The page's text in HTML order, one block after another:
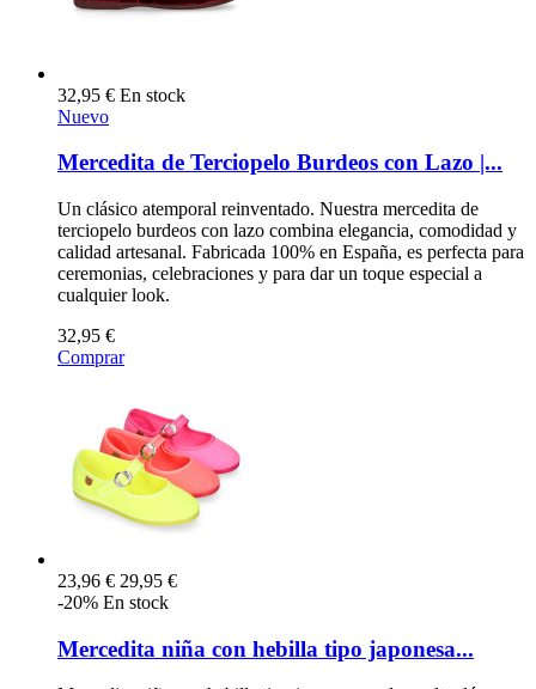
32,95 € En stock
Nuevo
Mercedita de Terciopelo Burdeos con Lazo |...
Un clásico atemporal reinventado. Nuestra mercedita de
terciopelo burdeos con lazo combina elegancia, comodidad y
calidad artesanal. Fabricada 100% en España, es perfecta para
ceremonias, celebraciones y para dar un toque especial a
cualquier look.
32,95 €
Comprar
23,96 € 29,95 €
-20% En stock
Mercedita niña con hebilla tipo japonesa...